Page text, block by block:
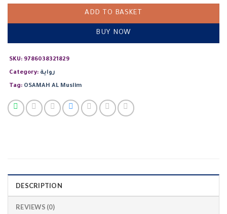
ADD TO BASKET
BUY NOW
SKU: 9786038321829
Category: رواية
Tag: OSAMAH AL Muslim
DESCRIPTION
REVIEWS (0)